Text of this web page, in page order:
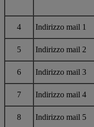
4 Indirizzo mail 1
5 Indirizzo mail 2
6 Indirizzo mail 3
7 Indirizzo mail 4
8 Indirizzo mail 5